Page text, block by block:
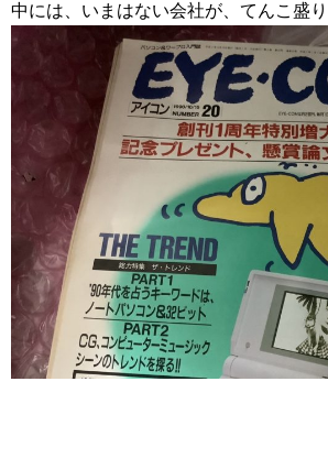
中には、いまはない会社が、てんこ盛り